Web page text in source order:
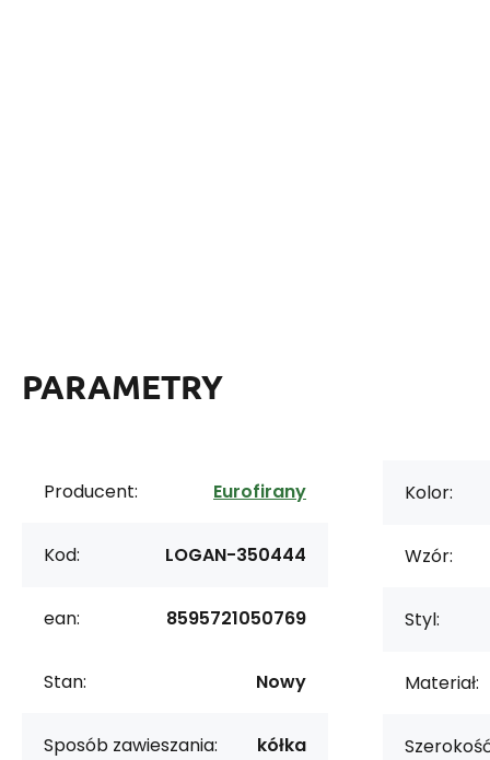
PARAMETRY
Producent: Eurofirany
Kod: LOGAN-350444
ean: 8595721050769
Stan: Nowy
Sposób zawieszania: kółka
Kolor:
Wzór:
Styl:
Materiał: